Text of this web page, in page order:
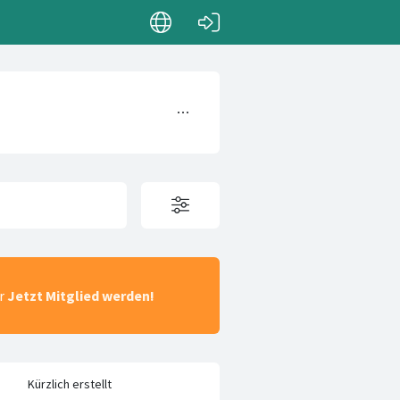
Jetzt Mitglied werden!
Kürzlich erstellt